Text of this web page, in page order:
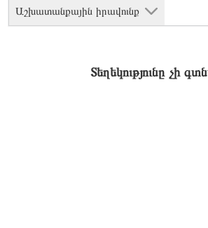
Աշխատանքային իրավունք
Տեղեկությունը չի